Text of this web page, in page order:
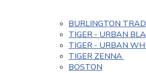
BURLINGTON
TIGER - URBAN
TIGER - URBAN
TIGER ZENNA
BOSTON